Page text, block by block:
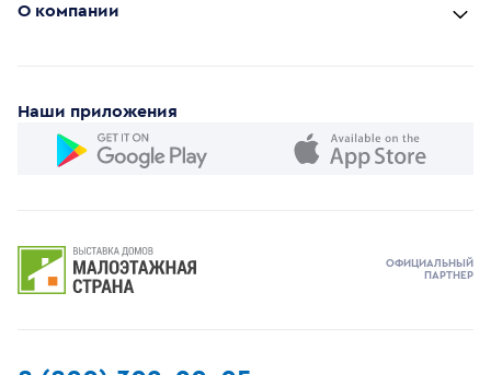
О компании
Наши приложения
ОФИЦИАЛЬНЫЙ
ПАРТНЕР